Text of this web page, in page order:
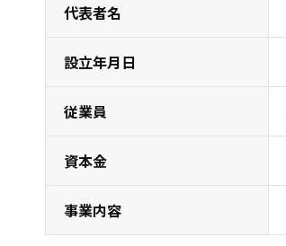
代表者名
設立年月日
従業員
資本金
事業内容